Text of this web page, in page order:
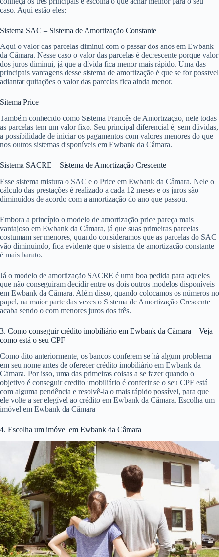
caso. Aqui estão eles:
Sistema SAC – Sistema de Amortização Constante
Aqui o valor das parcelas diminui com o passar dos anos em Ewbank
da Câmara. Nesse caso o valor das parcelas é decrescente porque valor
dos juros diminui, já que a dívida fica menor mais rápido. Uma das
principais vantagens desse sistema de amortização é que se for possível
adiantar quitações o valor das parcelas fica ainda menor.
Sitema Price
Também conhecido como Sistema Francês de Amortização, nele todas
as parcelas tem um valor fixo. Seu principal diferencial é, sem dúvidas,
a possibilidade de iniciar os pagamentos com valores menores do que
nos outros sistemas disponíveis em Ewbank da Câmara.
Sistema SACRE – Sistema de Amortização Crescente
Esse sistema mistura o SAC e o Price em Ewbank da Câmara. Nele o
cálculo das prestações é realizado a cada 12 meses e os juros são
diminuídos de acordo com a amortização do ano que passou.
Embora a princípio o modelo de amortização price pareça mais
vantajoso em Ewbank da Câmara, já que suas primeiras parcelas
costumam ser menores, quando consideramos que as parcelas do SAC
vão diminuindo, fica evidente que o sistema de amortização constante
é mais barato.
Já o modelo de amortização SACRE é uma boa pedida para aqueles
que não conseguiram decidir entre os dois outros modelos disponíveis
em Ewbank da Câmara. Além disso, quando colocamos os números no
papel, na maior parte das vezes o Sistema de Amortização Crescente
acaba sendo o com menores juros dos três.
3. Como conseguir crédito imobiliário em Ewbank da Câmara – Veja
como está o seu CPF
Como dito anteriormente, os bancos conferem se há algum problema
em seu nome antes de oferecer crédito imobiliário em Ewbank da
Câmara. Por isso, uma das primeiras coisas a se fazer quando o
objetivo é conseguir credito imobiliário é conferir se o seu CPF está
com alguma pendência e resolvê-la o mais rápido possível, para que
ele volte a ser elegível ao crédito em Ewbank da Câmara. Escolha um
imóvel em Ewbank da Câmara
4. Escolha um imóvel em Ewbank da Câmara